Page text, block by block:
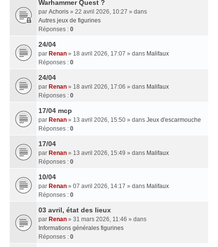
Warhammer Quest ?
par Achoris » 22 avril 2026, 10:27 » dans
Autres jeux de figurines
Réponses : 0
24/04
par Renan » 18 avril 2026, 17:07 » dans Malifaux
Réponses : 0
24/04
par Renan » 18 avril 2026, 17:06 » dans Malifaux
Réponses : 0
17/04 mcp
par Renan » 13 avril 2026, 15:50 » dans Jeux d'escarmouche
Réponses : 0
17/04
par Renan » 13 avril 2026, 15:49 » dans Malifaux
Réponses : 0
10/04
par Renan » 07 avril 2026, 14:17 » dans Malifaux
Réponses : 0
03 avril, état des lieux
par Renan » 31 mars 2026, 11:46 » dans
Informations générales figurines
Réponses : 0